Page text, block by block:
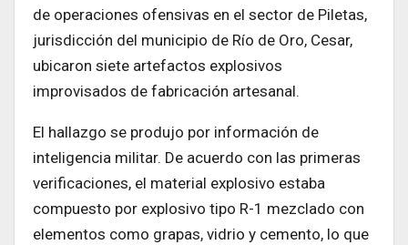
de operaciones ofensivas en el sector de Piletas,
jurisdicción del municipio de Río de Oro, Cesar,
ubicaron siete artefactos explosivos
improvisados de fabricación artesanal.
El hallazgo se produjo por información de
inteligencia militar. De acuerdo con las primeras
verificaciones, el material explosivo estaba
compuesto por explosivo tipo R-1 mezclado con
elementos como grapas, vidrio y cemento, lo que